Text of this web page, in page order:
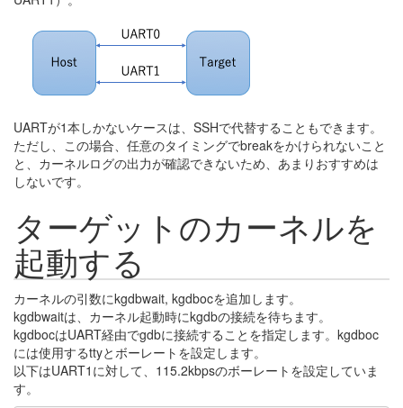
UARTが1本しかないケースは、SSHで代替することもできます。
ただし、この場合、任意のタイミングでbreakをかけられないこと
と、カーネルログの出力が確認できないため、あまりおすすめは
しないです。
ターゲットのカーネルを
起動する
カーネルの引数にkgdbwait, kgdbocを追加します。
kgdbwaitは、カーネル起動時にkgdbの接続を待ちます。
kgdbocはUART経由でgdbに接続することを指定します。kgdboc
には使用するttyとボーレートを設定します。
以下はUART1に対して、115.2kbpsのボーレートを設定していま
す。